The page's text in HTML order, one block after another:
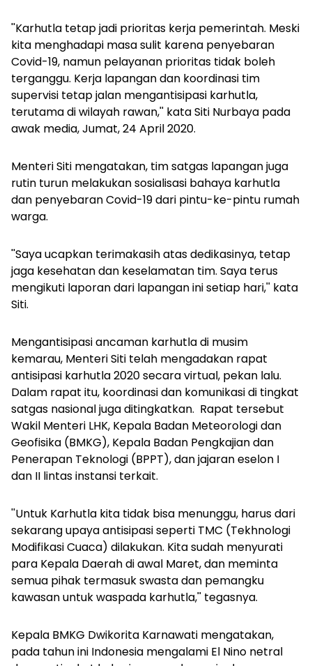
''Karhutla tetap jadi prioritas kerja pemerintah. Meski
kita menghadapi masa sulit karena penyebaran
Covid-19, namun pelayanan prioritas tidak boleh
terganggu. Kerja lapangan dan koordinasi tim
supervisi tetap jalan mengantisipasi karhutla,
terutama di wilayah rawan,'' kata Siti Nurbaya pada
awak media, Jumat, 24 April 2020.
Menteri Siti mengatakan, tim satgas lapangan juga
rutin turun melakukan sosialisasi bahaya karhutla
dan penyebaran Covid-19 dari pintu-ke-pintu rumah
warga.
''Saya ucapkan terimakasih atas dedikasinya, tetap
jaga kesehatan dan keselamatan tim. Saya terus
mengikuti laporan dari lapangan ini setiap hari,'' kata
Siti.
Mengantisipasi ancaman karhutla di musim
kemarau, Menteri Siti telah mengadakan rapat
antisipasi karhutla 2020 secara virtual, pekan lalu.
Dalam rapat itu, koordinasi dan komunikasi di tingkat
satgas nasional juga ditingkatkan. Rapat tersebut
Wakil Menteri LHK, Kepala Badan Meteorologi dan
Geofisika (BMKG), Kepala Badan Pengkajian dan
Penerapan Teknologi (BPPT), dan jajaran eselon I
dan II lintas instansi terkait.
''Untuk Karhutla kita tidak bisa menunggu, harus dari
sekarang upaya antisipasi seperti TMC (Tekhnologi
Modifikasi Cuaca) dilakukan. Kita sudah menyurati
para Kepala Daerah di awal Maret, dan meminta
semua pihak termasuk swasta dan pemangku
kawasan untuk waspada karhutla,'' tegasnya.
Kepala BMKG Dwikorita Karnawati mengatakan,
pada tahun ini Indonesia mengalami El Nino netral